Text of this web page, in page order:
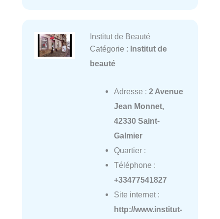
Institut de Beauté
Catégorie : Institut de
beauté
Adresse : 2 Avenue
Jean Monnet,
42330 Saint-
Galmier
Quartier :
Téléphone :
+33477541827
Site internet :
http://www.institut-